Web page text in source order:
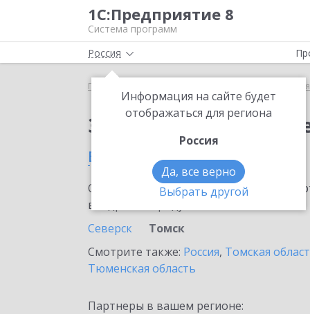
1С:Предприятие 8
Система программ
Россия
Информация на сайте будет
отображаться для региона
Россия
Да, все верно
Выбрать другой
Главная 1С:Бизнес-сеть.
Заказать 1С:Бизнес-
в Томске
Ознакомьтесь с информационными
внедрение продукта.
Северск
Томск
Смотрите также: Россия, Томская
Тюменская область
Партнеры в вашем регионе: